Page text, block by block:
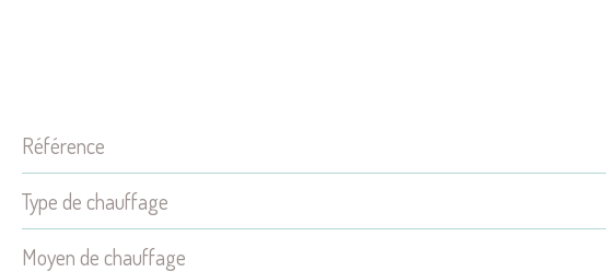
Référence
Type de chauffage
Moyen de chauffage